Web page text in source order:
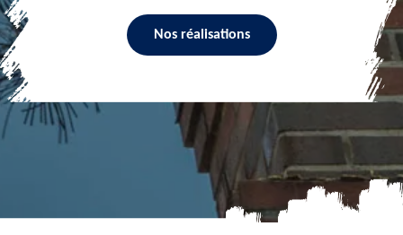
Nos réalisations